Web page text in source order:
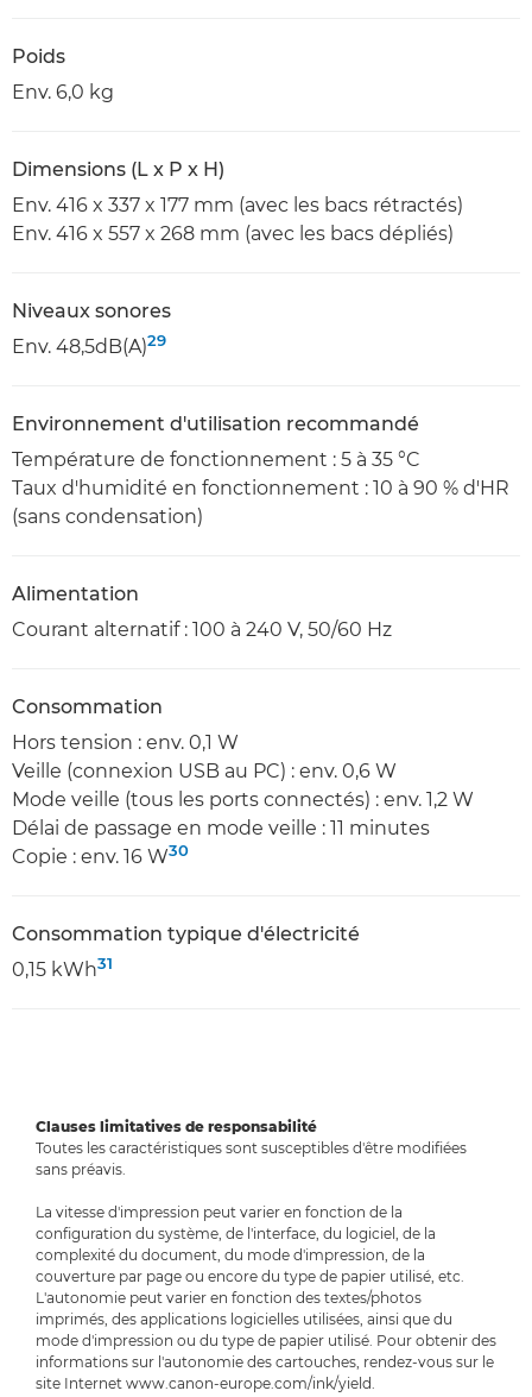
Poids
Env. 6,0 kg
Dimensions (L x P x H)
Env. 416 x 337 x 177 mm (avec les bacs rétractés)
Env. 416 x 557 x 268 mm (avec les bacs dépliés)
Niveaux sonores
Env. 48,5dB(A)29
Environnement d'utilisation recommandé
Température de fonctionnement : 5 à 35 °C
Taux d'humidité en fonctionnement : 10 à 90 % d'HR
(sans condensation)
Alimentation
Courant alternatif : 100 à 240 V, 50/60 Hz
Consommation
Hors tension : env. 0,1 W
Veille (connexion USB au PC) : env. 0,6 W
Mode veille (tous les ports connectés) : env. 1,2 W
Délai de passage en mode veille : 11 minutes
Copie : env. 16 W30
Consommation typique d'électricité
0,15 kWh31
Clauses limitatives de responsabilité
Toutes les caractéristiques sont susceptibles d'être modifiées
sans préavis.
La vitesse d'impression peut varier en fonction de la
configuration du système, de l'interface, du logiciel, de la
complexité du document, du mode d'impression, de la
couverture par page ou encore du type de papier utilisé, etc.
L'autonomie peut varier en fonction des textes/photos
imprimés, des applications logicielles utilisées, ainsi que du
mode d'impression ou du type de papier utilisé. Pour obtenir des
informations sur l'autonomie des cartouches, rendez-vous sur le
site Internet www.canon-europe.com/ink/yield.